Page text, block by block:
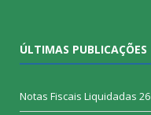
ÚLTIMAS PUBLICAÇÕES
Notas Fiscais Liquidadas